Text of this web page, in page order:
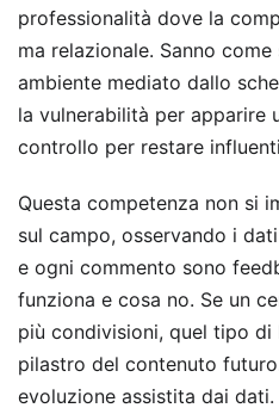
professionalità dove la
ma relazionale. Sanno
ambiente mediato dallo
la vulnerabilità per apparire
controllo per restare
Questa competenza non si
sul campo, osservando i
e ogni commento sono
funziona e cosa no. Se un
più condivisioni, quel tipo
pilastro del contenuto
evoluzione assistita dai